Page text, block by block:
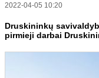
2022-04-05 10:20
Druskininkų
pirmieji darbai